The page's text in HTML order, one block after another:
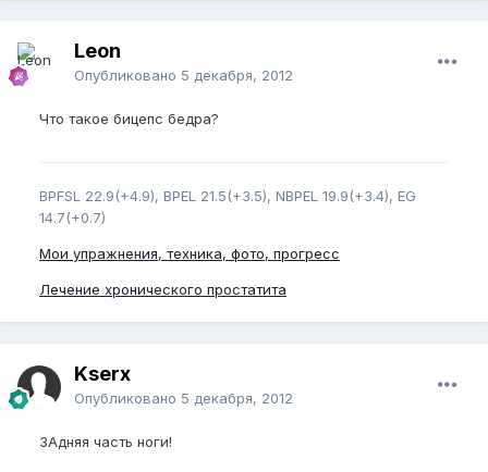
Leon
Опубликовано 5 декабря, 2012
Что такое бицепс бедра?
BPFSL 22.9(+4.9), BPEL 21.5(+3.5), NBPEL 19.9(+3.4), EG
14.7(+0.7)
Мои упражнения, техника, фото, прогресс
Лечение хронического простатита
Kserx
Опубликовано 5 декабря, 2012
ЗАдняя часть ноги!